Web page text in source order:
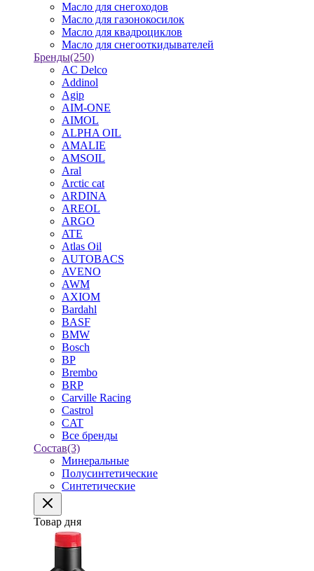
Масло для снегоходов
Масло для газонокосилок
Масло для квадроциклов
Масло для снегооткидывателей
Бренды(250)
AC Delco
Addinol
Agip
AIM-ONE
AIMOL
ALPHA OIL
AMALIE
AMSOIL
Aral
Arctic cat
ARDINA
AREOL
ARGO
ATE
Atlas Oil
AUTOBACS
AVENO
AWM
AXIOM
Bardahl
BASF
BMW
Bosch
BP
Brembo
BRP
Carville Racing
Castrol
CAT
Все бренды
Состав(3)
Минеральные
Полусинтетические
Синтетические
Товар дня